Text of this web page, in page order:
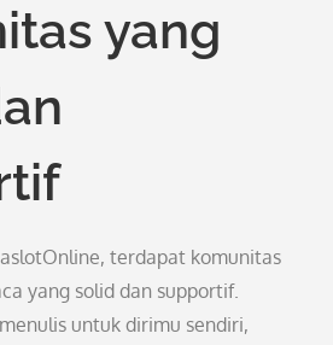
yang
terdapat komunitas
yang solid dan supportif.
untuk dirimu sendiri,